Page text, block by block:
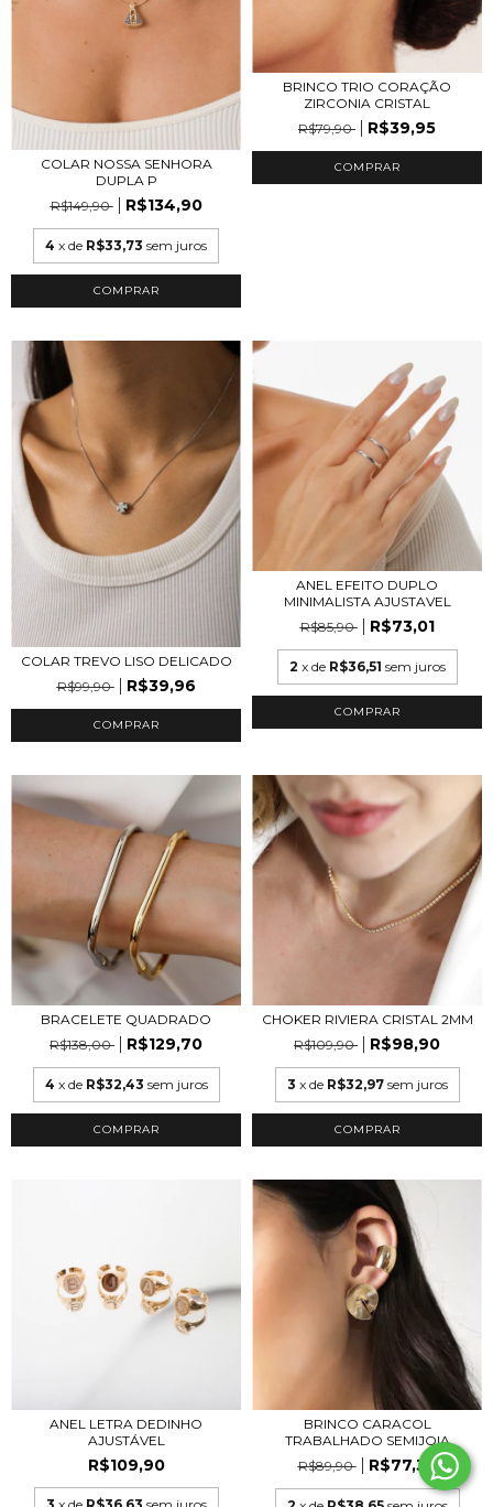
COLAR NOSSA SENHORA
DUPLA P
R$149,90
R$134,90
4 x de R$33,73 sem juros
BRINCO TRIO CORAÇÃO
ZIRCONIA CRISTAL
R$79,90
R$39,95
COMPRAR
COLAR TREVO LISO DELICADO
R$99,90
R$39,96
COMPRAR
ANEL EFEITO DUPLO
MINIMALISTA AJUSTAVEL
R$85,90
R$73,01
2 x de R$36,51 sem juros
COMPRAR
BRACELETE QUADRADO
R$138,00
R$129,70
4 x de R$32,43 sem juros
COMPRAR
CHOKER RIVIERA CRISTAL 2MM
R$109,90
R$98,90
3 x de R$32,97 sem juros
COMPRAR
ANEL LETRA DEDINHO
AJUSTÁVEL
R$109,90
BRINCO CARACOL
TRABALHADO SEMIJOIA
R$89,90
R$77,30